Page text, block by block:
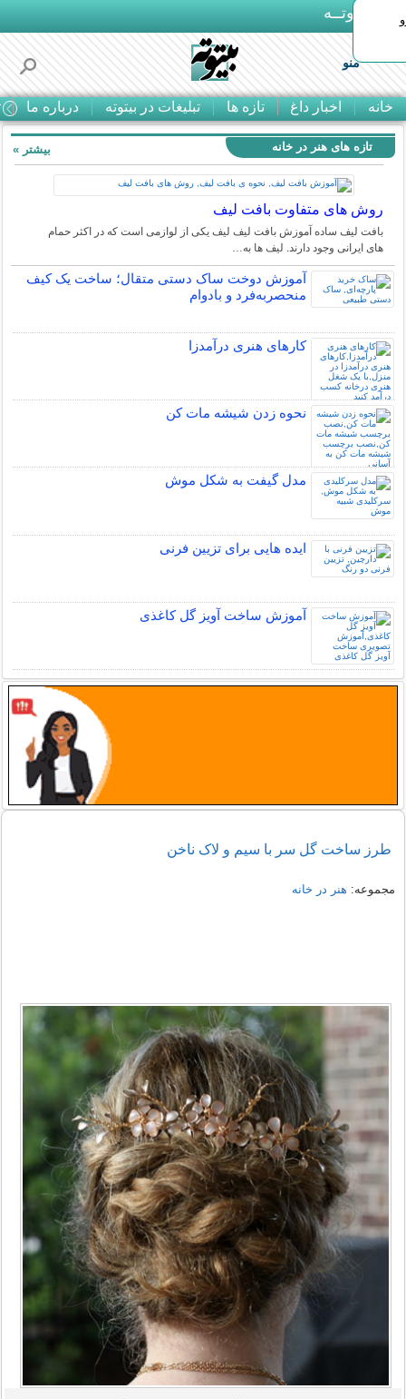
بـیتوتــه
منو
خانه اخبار داغ تازه ها تبلیغات در بیتوته درباره ما
تازه های هنر در خانه
روش های متفاوت بافت لیف
بافت لیف ساده آموزش بافت لیف لیف یکی از لوازمی است که در اکثر حمام
های ایرانی وجود دارند. لیف ها به…
آموزش دوخت ساک دستی متقال؛ ساخت یک کیف
منحصربه‌فرد و بادوام
کارهای هنری درآمدزا
نحوه زدن شیشه مات کن
مدل گیفت به شکل موش
ایده هایی برای تزیین فرنی
آموزش ساخت آویز گل کاغذی
بیشتر »
طرز ساخت گل سر با سیم و لاک ناخن
مجموعه: هنر در خانه